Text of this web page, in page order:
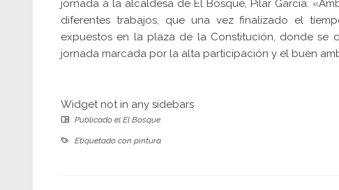
jornada a la alcaldesa de El Bosque, Pilar García.
diferentes trabajos, que una vez finalizado el
expuestos en la plaza de la Constitución, donde se
jornada marcada por la alta participación y el buen
Widget not in any sidebars
Publicado el El Bosque
Etiquetado con pintura